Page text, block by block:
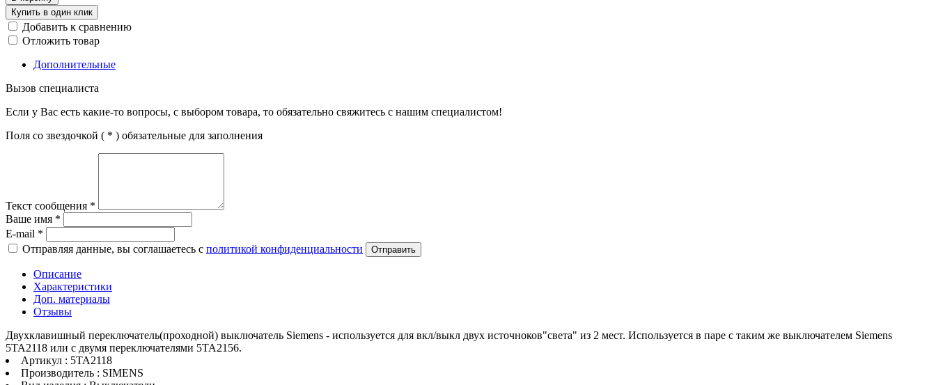
Купить в один клик
Добавить к сравнению
Отложить товар
Дополнительные
Вызов специалиста
Если у Вас есть какие-то вопросы, с выбором товара, то обязательно свяжитесь с нашим специалистом!
Поля со звездочкой ( * ) обязательные для заполнения
Текст сообщения *
Ваше имя *
E-mail *
Отправляя данные, вы соглашаетесь с политикой конфиденциальности Отправить
Описание
Характеристики
Доп. материалы
Отзывы
Двухклавишный переключатель(проходной) выключатель Siemens - используется для вкл/выкл двух источноков"света" из 2 мест. Используется в паре с таким же выключателем Siemens
5TA2118 или с двумя переключателями 5TA2156.
Артикул : 5TA2118
Производитель : SIMENS